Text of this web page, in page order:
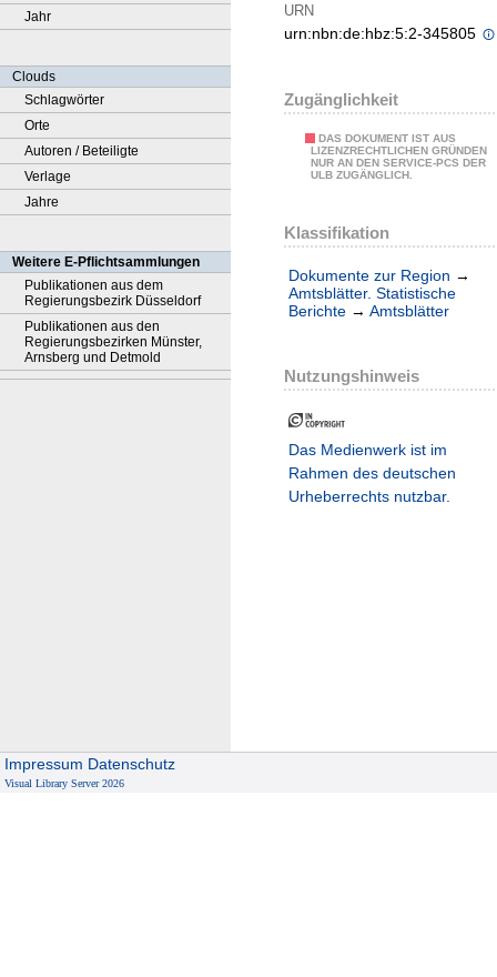
Jahr
Clouds
Schlagwörter
Orte
Autoren / Beteiligte
Verlage
Jahre
Weitere E-Pflichtsammlungen
Publikationen aus dem
Regierungsbezirk Düsseldorf
Publikationen aus den
Regierungsbezirken Münster,
Arnsberg und Detmold
URN
urn:nbn:de:hbz:5:2-345805
Zugänglichkeit
DAS DOKUMENT IST AUS
LIZENZRECHTLICHEN GRÜNDEN
NUR AN DEN SERVICE-PCS DER
ULB ZUGÄNGLICH.
Klassifikation
Dokumente zur Region →
Amtsblätter. Statistische
Berichte → Amtsblätter
Nutzungshinweis
Das Medienwerk ist im
Rahmen des deutschen
Urheberrechts nutzbar.
Impressum Datenschutz
Visual Library Server 2026